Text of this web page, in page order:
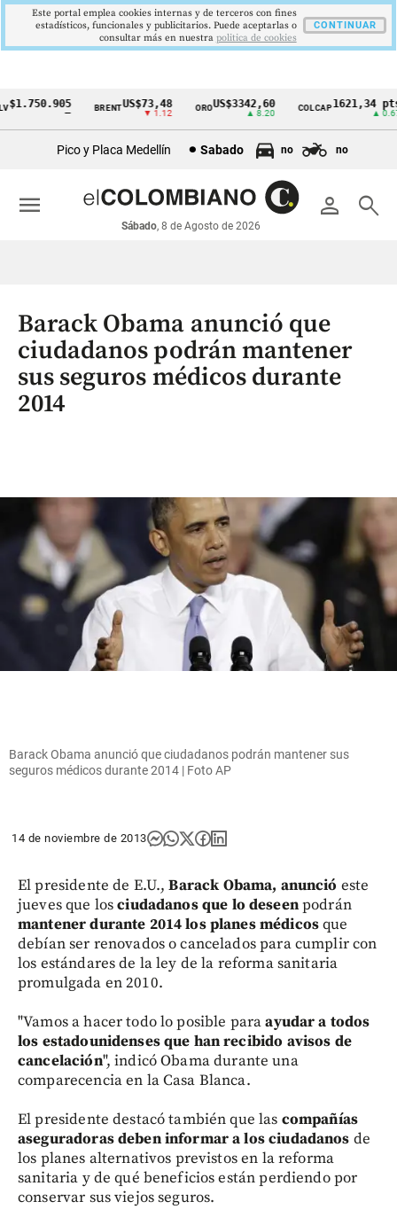
Cintillo
económicos
Colombia
BRENTUS$73,48
▼ 1.12
OROUS$3342,60
▲ 8.20
COLCAP1621,34 pts
▲ 0.67
Pico y Placa Medellín Sabado no no
person search
Sábado, 8 de Agosto de 2026
menu
Barack Obama anunció que
ciudadanos podrán mantener
sus seguros médicos durante
2014
Barack Obama anunció que ciudadanos podrán mantener sus
seguros médicos durante 2014 | Foto AP
14 de noviembre de 2013
El presidente de E.U.,Barack Obama, anunció este
jueves que losciudadanos que lo deseenpodrán
mantener durante 2014 los planes médicosque
debían ser renovados o cancelados para cumplir con
los estándares de la ley de la reforma sanitaria
promulgada en 2010.
"Vamos a hacer todo lo posible paraayudar a todos
los estadounidenses que han recibido avisos de
cancelación", indicó Obama durante una
comparecencia en la Casa Blanca.
El presidente destacó también que las compañías
aseguradoras deben informar a los ciudadanos de
los planes alternativos previstos en la reforma
sanitaria y de qué beneficios están perdiendo por
conservar sus viejos seguros.
Este portal emplea cookies internas y de terceros con fines
estadísticos, funcionales y publicitarios. Puede aceptarlas o
consultar más en nuestra politica de cookies
CONTINUAR